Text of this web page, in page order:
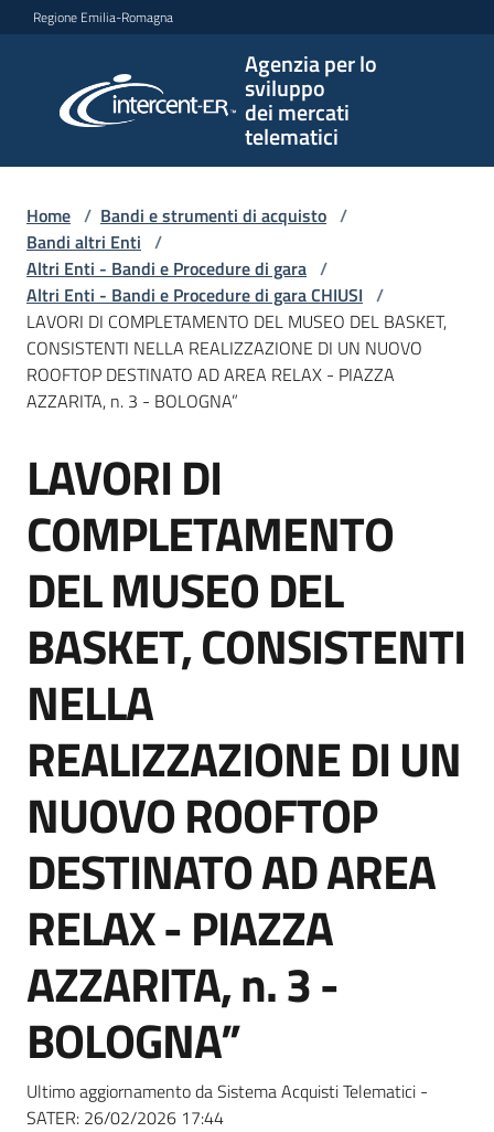
Vai al contenuto
Vai alla navigazione
Vai al footer
Regione Emilia-Romagna
Agenzia per lo
sviluppo
dei mercati
telematici
per lo
sviluppo
telematici
L'Agenzia
Bandi
strumenti
di
Supporto
Piattaforme
telematiche
English
site
Seguici
su
Home / Bandi e strumenti di acquisto /
Bandi altri Enti /
Altri Enti - Bandi e Procedure di gara /
Altri Enti - Bandi e Procedure di gara CHIUSI /
LAVORI DI COMPLETAMENTO DEL MUSEO DEL BASKET,
CONSISTENTI NELLA REALIZZAZIONE DI UN NUOVO
ROOFTOP DESTINATO AD AREA RELAX - PIAZZA
AZZARITA, n. 3 - BOLOGNA”
Salta al contenuto
LAVORI DI
COMPLETAMENTO
DEL MUSEO DEL
BASKET, CONSISTENTI
NELLA
REALIZZAZIONE DI UN
NUOVO ROOFTOP
DESTINATO AD AREA
RELAX - PIAZZA
AZZARITA, n. 3 -
BOLOGNA”
Ultimo aggiornamento da Sistema Acquisti Telematici -
SATER: 26/02/2026 17:44